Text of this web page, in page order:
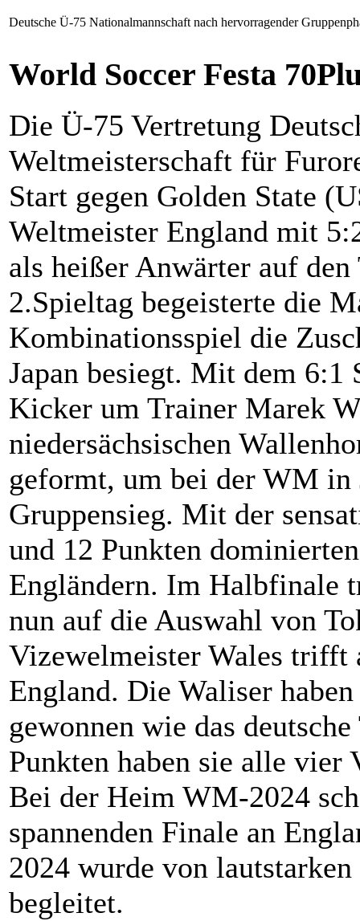
Deutsche Ü-75 Nationalmannschaft nach hervorragender
World Soccer Festa
Die Ü-75 Vertretung
Weltmeisterschaft für
Start gegen Golden State
Weltmeister England mit
als heißer Anwärter auf
2.Spieltag begeisterte die
Kombinationsspiel die
Japan besiegt. Mit dem 6:1
Kicker um Trainer Marek
niedersächsischen
geformt, um bei der WM in
Gruppensieg. Mit der
und 12 Punkten
Engländern. Im Halbfinale
nun auf die Auswahl von
Vizewelmeister Wales trifft
England. Die Waliser
gewonnen wie das
Punkten haben sie alle vier
Bei der Heim WM-2024
spannenden Finale an
2024 wurde von
begleitet.